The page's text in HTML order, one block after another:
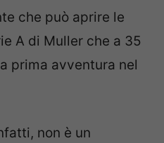
che può aprire le
A di Muller che a 35
prima avventura nel
non è un